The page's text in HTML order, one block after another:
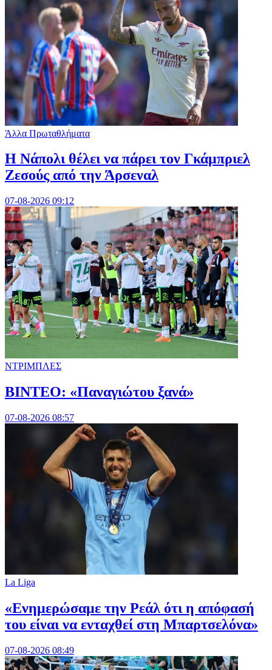
Άλλα Πρωταθλήματα
Η Νάπολι θέλει να πάρει τον Γκάμπριελ
Ζεσούς από την Άρσεναλ
07-08-2026 09:12
ΝΤΡΙΜΠΛΕΣ
ΒΙΝΤΕΟ: «Παναγιώτου ξανά»
07-08-2026 08:57
La Liga
«Ενημερώσαμε την Ρεάλ ότι η απόφασή
του είναι να ενταχθεί στη Μπαρτσελόνα»
07-08-2026 08:49